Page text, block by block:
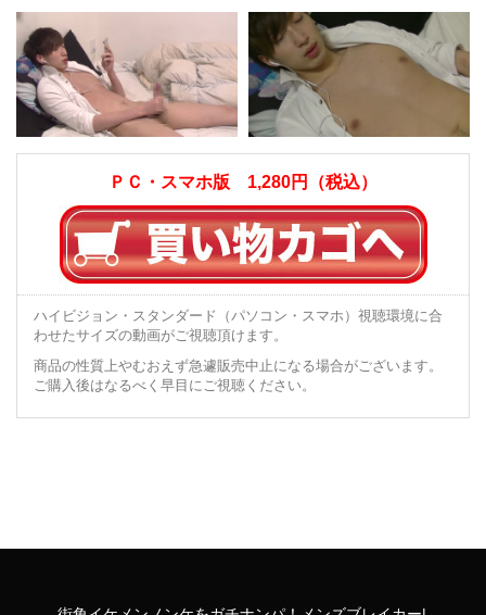
ＰＣ・スマホ版 1,280円（税込）
ハイビジョン・スタンダード（パソコン・スマホ）視聴環境に合
わせたサイズの動画がご視聴頂けます。
商品の性質上やむおえず急遽販売中止になる場合がございます。
ご購入後はなるべく早目にご視聴ください。